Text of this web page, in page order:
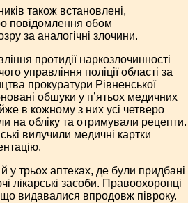
також встановлені,
повідомлення обом
за аналогічні злочини.
протидії наркозлочинності
управління поліції області за
прокуратури Рівненської
обшуки у п’ятьох медичних
в кожному з них усі четверо
на обліку та отримували рецепти.
вилучили медичні картки
у трьох аптеках, де були придбані
лікарські засоби. Правоохоронці
видавалися впродовж півроку.